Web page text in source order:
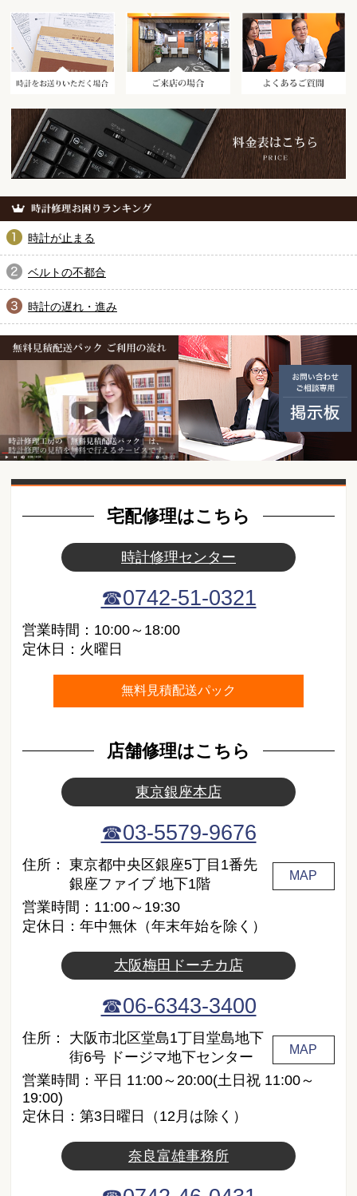
時計をお送りいただく場合ご来店の場合
時計が止まる
ベルトの不都合
時計の遅れ・進み
無料見積配送パック ご利用の
宅配修理はこちら
時計修理センター
☎0742-51-0321
営業時間：10:00～18:00
定休日：火曜日
無料見積配送パック
店舗修理はこちら
東京銀座本店
☎03-5579-9676
住所：
東京都中央区銀座5丁目1番先
銀座ファイブ 地下1階
MAP
営業時間：11:00～19:30
定休日：年中無休（年末年始を除く）
大阪梅田ドーチカ店
☎06-6343-3400
住所：
大阪市北区堂島1丁目堂島地下
街6号 ドージマ地下センター
MAP
営業時間：平日 11:00～20:00(土日祝 11:00～
19:00)
定休日：第3日曜日（12月は除く）
奈良富雄事務所